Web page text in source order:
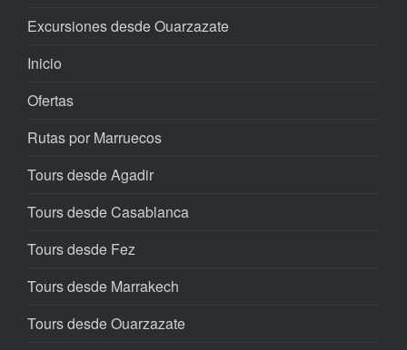
Excursiones desde Ouarzazate
Inicio
Ofertas
Rutas por Marruecos
Tours desde Agadir
Tours desde Casablanca
Tours desde Fez
Tours desde Marrakech
Tours desde Ouarzazate